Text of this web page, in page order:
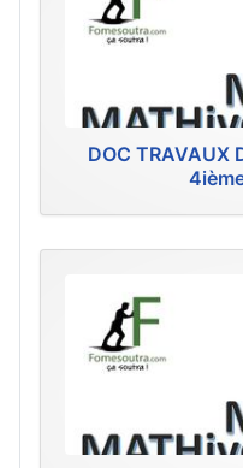
DOC TRAVAUX